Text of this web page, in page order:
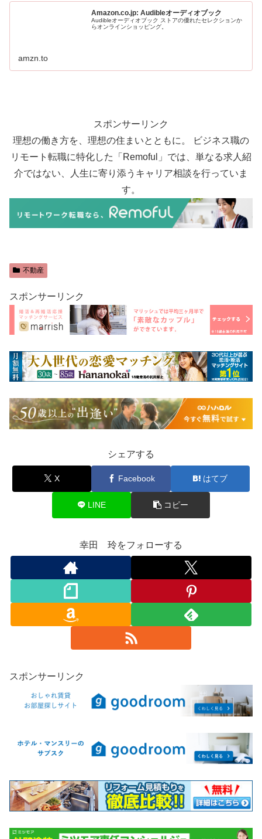
Amazon.co.jp: Audibleオーディオブック
Audibleオーディオブック ストアの優れたセレクションか
らオンラインショッピング。
amzn.to
スポンサーリンク
理想の働き方を、理想の住まいとともに。 ビジネス職の
リモート転職に特化した「Remoful」では、単なる求人紹
介ではない、人生に寄り添うキャリア相談を行っていま
す。
不動産
スポンサーリンク
シェアする
X Facebook はてブ
LINE コピー
幸田 玲をフォローする
スポンサーリンク